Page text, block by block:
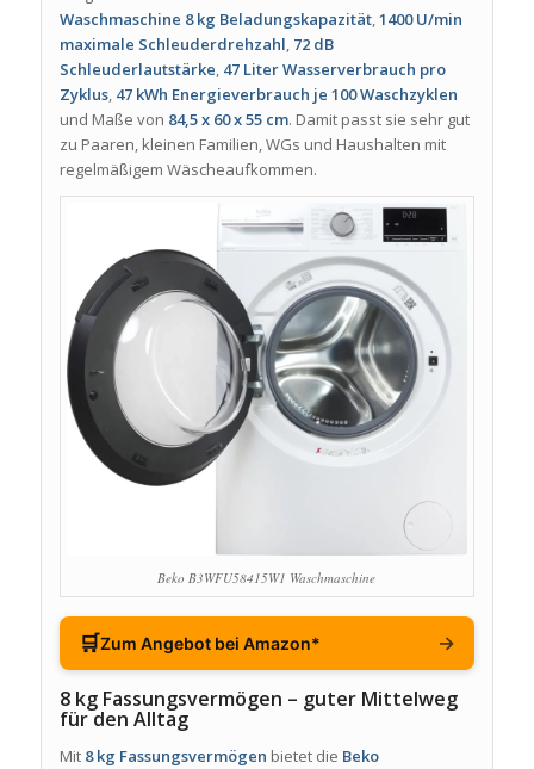
Waschmaschine 8 kg Beladungskapazität,1400 U/min
maximale Schleuderdrehzahl, 72 dB
Schleuderlautstärke, 47 Liter Wasserverbrauch pro
Zyklus, 47 kWh Energieverbrauch je 100 Waschzyklen
und Maße von 84,5 x 60 x 55 cm. Damit passt sie sehr gut
zu Paaren, kleinen Familien, WGs und Haushalten mit
regelmäßigem Wäscheaufkommen.
Beko B3WFU58415W1 Waschmaschine
🛒Zum Angebot bei Amazon* →
8 kg Fassungsvermögen – guter Mittelweg
für den Alltag
Mit 8 kg Fassungsvermögen bietet die Beko